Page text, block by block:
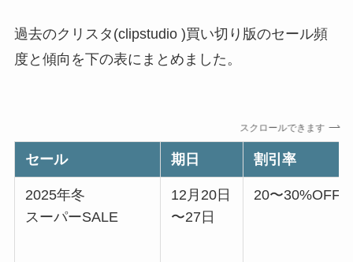
過去のクリスタ(clipstudio )買い切り版のセール頻
度と傾向を下の表にまとめました。
スクロールできます
セール 期日 割引率
2025年冬
スーパーSALE
12月20日
〜27日
20〜30%OFF